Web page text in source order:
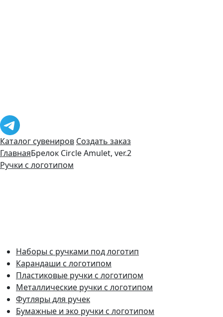
Каталог сувениров Создать заказ
ГлавнаяБрелок Circle Amulet, ver.2
Ручки с логотипом
Наборы с ручками под логотип
Карандаши с логотипом
Пластиковые ручки с логотипом
Металлические ручки с логотипом
Футляры для ручек
Бумажные и эко ручки с логотипом